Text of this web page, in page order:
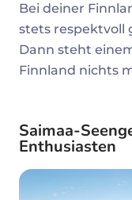
Bei deiner
stets respektvoll
Dann steht
Finnland nichts
Saimaa-
Enthusiasten